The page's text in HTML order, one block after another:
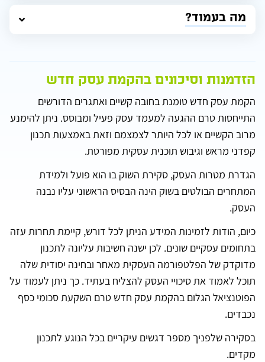
מה בעמוד?
הזדמנות וסיכונים בהקמת עסק חדש
הקמת עסק חדש טומנת בחובה קשיים ואתגרים הדורשים
התייחסות טרם ההגעה למעמד עסק פעיל ומבוסס. ניתן להימנע
מרוב הקשיים או לכל היותר לצמצמם וזאת באמצעות תכנון
קפדני מראש וגיבוש תוכנית עסקית מפורטת.
הגדרת מטרות העסק, סקירת השוק בו הוא פועל ולמידת
המתחרים הבולטים בשוק הינה הבסיס הראשוני עליו נבנה
העסק.
כיום, הודות לזמינות המידע הניתן לכל דורש, קיימת תחרות עזה
בתחומים עסקיים שונים. לכן ישנה חשיבות עליונה לתכנון
מדוקדק של הפלטפורמה העסקית מאחר ובחינה יסודית שלה
תוכל לאמוד את סיכויי העסק להצליח בעתיד. כך ניתן לעמוד על
הפוטנציאל הגלום בהקמת עסק חדש טרם השקעת סכומי כסף
נכבדים.
בסקירה שלפניך מספר דגשים עיקריים בכל הנוגע לתכנון
מקדים.